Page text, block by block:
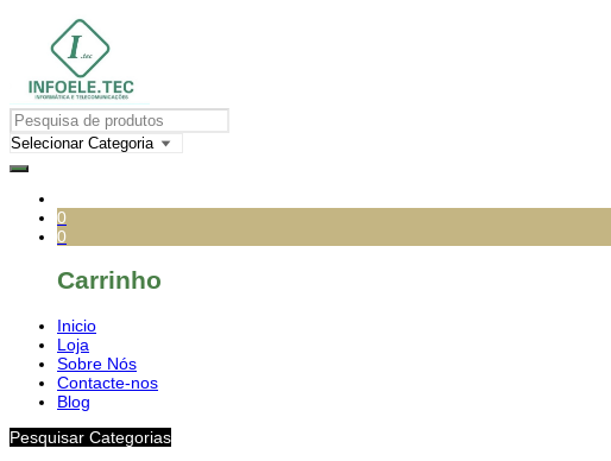
0
0
Carrinho
Inicio
Loja
Sobre Nós
Contacte-nos
Blog
Pesquisar Categorias